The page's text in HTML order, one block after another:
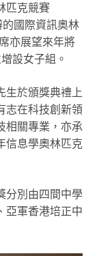
匹克競賽
的國際資訊奧林
亦展望來年將
設女子組。
生於頒獎典禮上
志在科技創新領
相關專業，亦承
信息學奧林匹克
分別由四間中學
亞軍香港培正中